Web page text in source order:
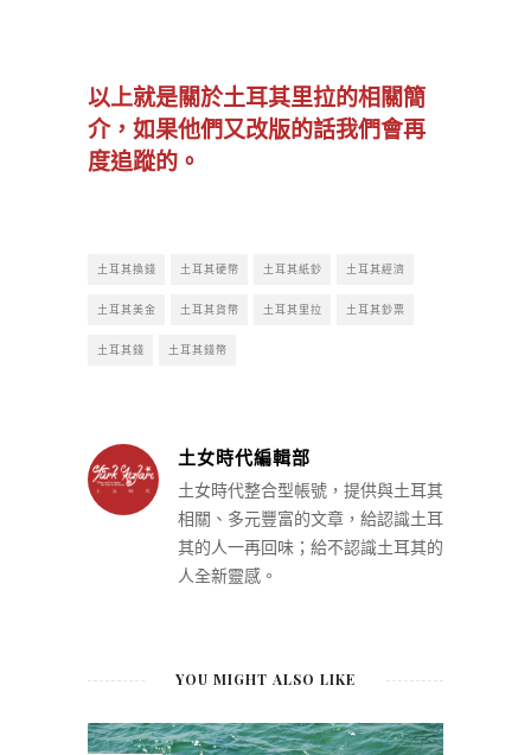
以上就是關於土耳其里拉的相關簡
介，如果他們又改版的話我們會再
度追蹤的。
土耳其換錢 土耳其硬幣 土耳其紙鈔 土耳其經濟
土耳其美金 土耳其貨幣 土耳其里拉 土耳其鈔票
土耳其錢 土耳其錢幣
土女時代編輯部
土女時代整合型帳號，提供與土耳其
相關、多元豐富的文章，給認識土耳
其的人一再回味；給不認識土耳其的
人全新靈感。
YOU MIGHT ALSO LIKE